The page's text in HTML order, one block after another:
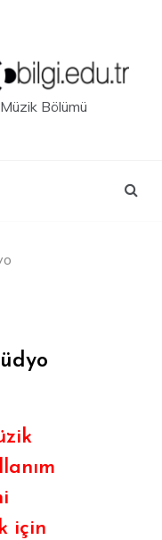
Bölümü
için